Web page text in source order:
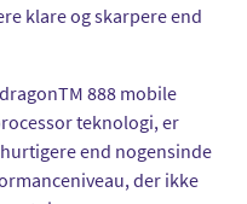
klare og skarpere end
888 mobile
teknologi, er
end nogensinde
der ikke